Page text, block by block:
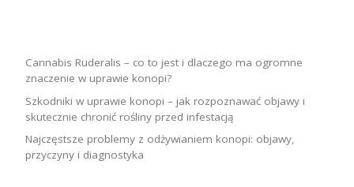
Cannabis Ruderalis – co to jest i dlaczego ma ogromne
znaczenie w uprawie konopi?
Szkodniki w uprawie konopi – jak rozpoznawać objawy i
skutecznie chronić rośliny przed infestacją
Najczęstsze problemy z odżywianiem konopi: objawy,
przyczyny i diagnostyka